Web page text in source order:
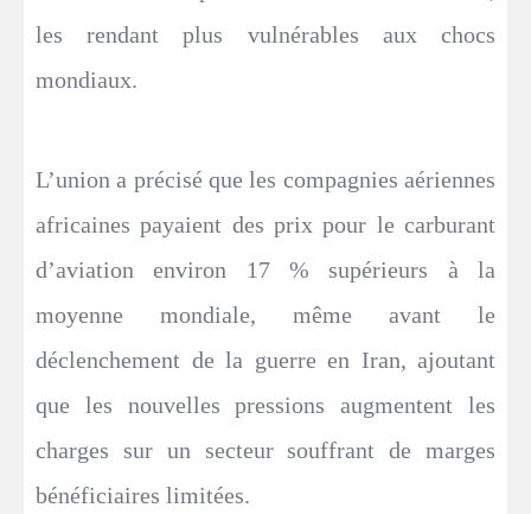
les rendant plus vulnérables aux chocs
mondiaux.
L’union a précisé que les compagnies aériennes
africaines payaient des prix pour le carburant
d’aviation environ 17 % supérieurs à la
moyenne mondiale, même avant le
déclenchement de la guerre en Iran, ajoutant
que les nouvelles pressions augmentent les
charges sur un secteur souffrant de marges
bénéficiaires limitées.